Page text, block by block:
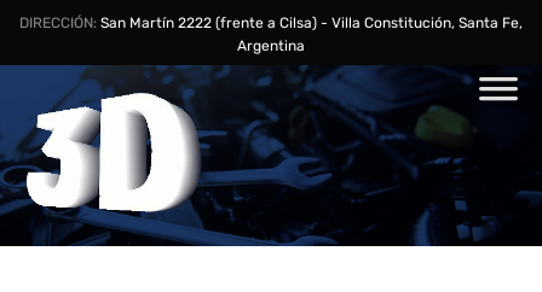
DIRECCIÓN: San Martín 2222 (frente a Cilsa) - Villa Constitución, Santa Fe,
Argentina